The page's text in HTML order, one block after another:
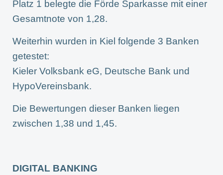
Platz 1 belegte die Förde Sparkasse mit einer
Gesamtnote von 1,28.
Weiterhin wurden in Kiel folgende 3 Banken
getestet:
Kieler Volksbank eG, Deutsche Bank und
HypoVereinsbank.
Die Bewertungen dieser Banken liegen
zwischen 1,38 und 1,45.
DIGITAL BANKING